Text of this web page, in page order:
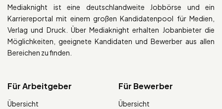
Mediaknight ist eine deutschlandweite Jobbörse und ein
Karriereportal mit einem großen Kandidatenpool für Medien,
Verlag und Druck. Über Mediaknight erhalten Jobanbieter die
Möglichkeiten, geeignete Kandidaten und Bewerber aus allen
Bereichen zu finden.
Für Arbeitgeber
Übersicht
Für Bewerber
Übersicht